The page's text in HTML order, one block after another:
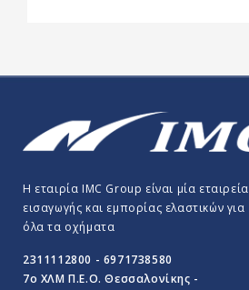
Η εταιρία IMC Group είναι μία εταιρεία
εισαγωγής και εμπορίας ελαστικών για
όλα τα οχήματα
2311112800 - 6971738580
7o ΧΛΜ Π.E.O. Θεσσαλονίκης -